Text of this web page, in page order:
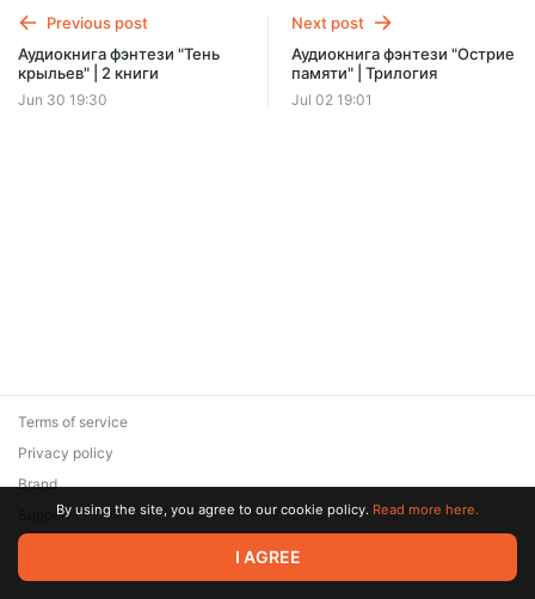
Billed every 12 months.
Offer ends 08 August.
Previous post
Аудиокнига фэнтези "Тень
крыльев" | 2 книги
Jun 30 19:30
Next post
Аудиокнига фэнтези "Острие
памяти" | Трилогия
Jul 02 19:01
© 2026 Zaya Solutions Limited. All rights reserved. All trademarks
are the property of their respective owners.
Terms of service
Privacy policy
Brand
SupportBy using the site, you agree to our cookie policy. Read more here.
I AGREE